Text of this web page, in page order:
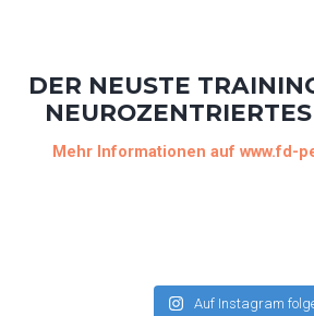
DER NEUSTE
Mehr Informationen auf www.fd-
Auf Instagram